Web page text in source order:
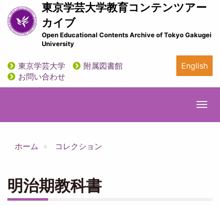
イ
ン
ン
ツ
東京学芸大学教育コンテンツアー
カイブ
Open Educational Contents Archive of Tokyo Gakugei
University
utility
東京学芸大学
附属図書館
お問い合わせ
English
ホーム コレクション
明治期教科書